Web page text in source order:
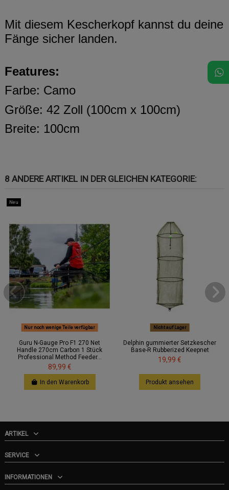
Mit diesem Kescherkopf kannst du deine
Fänge sicher landen.
Features:
Farbe: Camo
Größe: 42 Zoll (100cm x 100cm)
Breite: 100cm
8 ANDERE ARTIKEL IN DER GLEICHEN KATEGORIE:
Neu
Nur noch wenige Teile verfügbar
Guru N-Gauge Pro F1 270 Net
Handle 270cm Carbon 1 Stück
Professional Method Feeder...
89,99 €
In den Warenkorb
Nicht auf Lager
Delphin gummierter Setzkescher
Base-R Rubberized Keepnet
19,99 €
Produkt ansehen
ARTIKEL
SERVICE
INFORMATIONEN